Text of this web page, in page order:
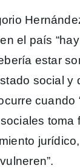
el país
estar
social y
cuando
toma